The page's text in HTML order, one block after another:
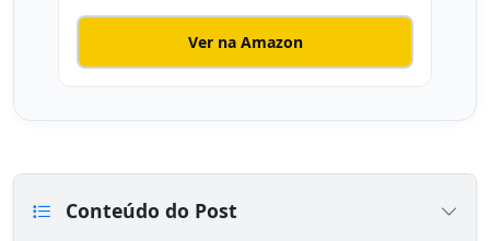
Ver na Amazon
Conteúdo do Post